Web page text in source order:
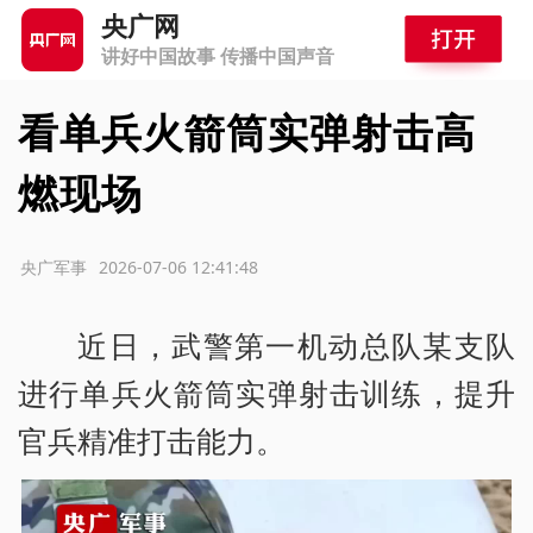
央广网
讲好中国故事 传播中国声音
看单兵火箭筒实弹射击高
燃现场
2026-07-06 12:41:48
央广军事
近日，武警第一机动总队某支队
进行单兵火箭筒实弹射击训练，提升
官兵精准打击能力。